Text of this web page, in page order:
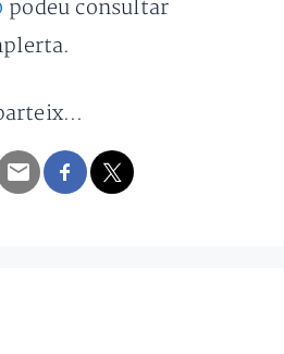
podeu consultar